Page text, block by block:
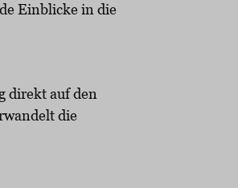
Einblicke in die
direkt auf den
die